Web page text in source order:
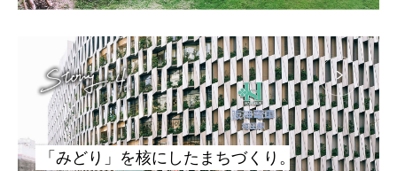
「みどり」を核にしたまちづくり。